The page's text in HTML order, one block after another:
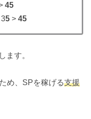
45
5 > 45
ます。
め、SPを稼げる支援